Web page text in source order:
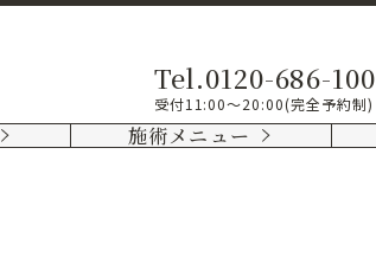
Tel.0120-686-100
受付11:00～20:00(完全予約制)
施術メニュー